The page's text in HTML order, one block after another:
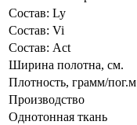
Состав: Ly
Состав: Vi
Состав: Act
Ширина полотна, см.
Плотность, грамм/пог.м
Производство
Однотонная ткань